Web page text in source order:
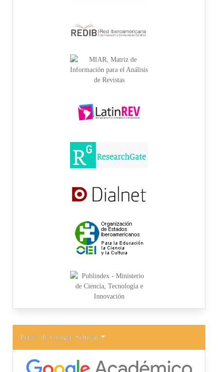
Perfil de Google Scholar